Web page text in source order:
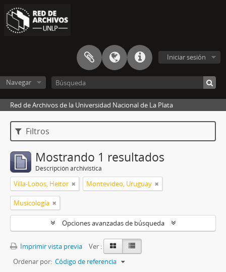
Iniciar sesión
Navegar
Red de Archivos de la Universidad Nacional de La Plata
Filtros
Mostrando 1 resultados
Descripción archivística
Villa-Lobos, Heitor Montevideo, Uruguay
Musicología
Opciones avanzadas de búsqueda
Imprimir vista previa
Ver :
Ordenar por: Código de referencia